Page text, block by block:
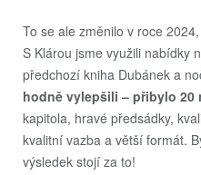
To se ale změnilo v roce
S Klárou jsme využili nabídky
předchozí kniha Dubánek a
hodně vylepšili – přibylo 20
kapitola, hravé předsádky,
kvalitní vazba a větší formát.
výsledek stojí za to!